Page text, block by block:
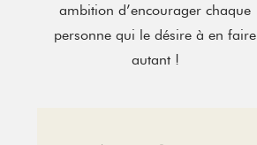
ambition d’encourager chaque
personne qui le désire à en faire
autant !